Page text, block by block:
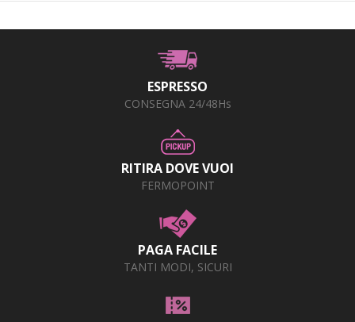
ESPRESSO
CONSEGNA 24/48Hs
RITIRA DOVE VUOI
FERMOPOINT
PAGA FACILE
TANTI MODI, SICURI